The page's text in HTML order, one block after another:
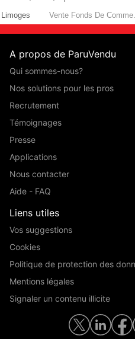
Limoges
Vente Fonds De
A propos de ParuVendu
Qui sommes-nous?
Nos solutions pour les pros
Recrutement
Témoignages
Presse
Applications
Nous contacter
Aide - FAQ
Liens utiles
Vos suggestions
Cookies
Politique de protection des
Mentions légales
Signaler un contenu illicite